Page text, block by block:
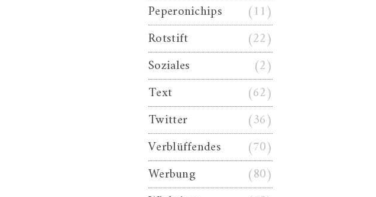
Peperonichips
(11)
Rotstift
(22)
Soziales
(2)
Text
(62)
Twitter
(36)
Verblüffendes
(70)
Werbung
(80)